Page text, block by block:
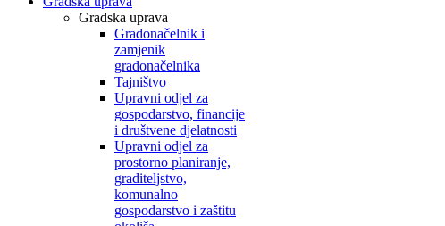
Gradska uprava
Gradonačelnik i
zamjenik
gradonačelnika
Tajništvo
Upravni odjel za
gospodarstvo, financije
i društvene djelatnosti
Upravni odjel za
prostorno planiranje,
graditeljstvo,
komunalno
gospodarstvo i zaštitu